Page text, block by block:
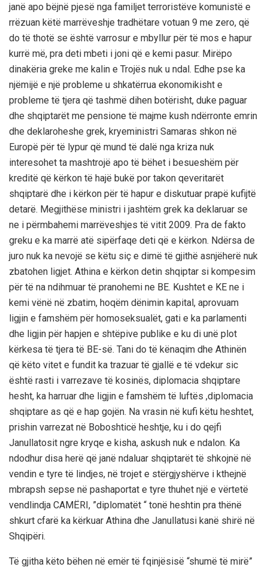
janë apo bëjnë pjesë nga familjet terroristëve komunistë e
rrëzuan këtë marrëveshje tradhëtare votuan 9 me zero, që
do të thotë se është varrosur e mbyllur për të mos e hapur
kurrë më, pra deti mbeti i joni që e kemi pasur. Mirëpo
dinakëria greke me kalin e Trojës nuk u ndal. Edhe pse ka
njëmijë e një probleme u shkatërrua ekonomikisht e
probleme të tjera që tashmë dihen botërisht, duke paguar
dhe shqiptarët me pensione të majme kush ndërronte emrin
dhe deklaroheshe grek, kryeministri Samaras shkon në
Europë për të lypur që mund të dalë nga kriza nuk
interesohet ta mashtrojë apo të bëhet i besueshëm për
kreditë që kërkon të hajë bukë por takon qeveritarët
shqiptarë dhe i kërkon për të hapur e diskutuar prapë kufijtë
detarë. Megjithëse ministri i jashtëm grek ka deklaruar se
ne i përmbahemi marrëveshjes të vitit 2009. Pra de fakto
greku e ka marrë atë sipërfaqe deti që e kërkon. Ndërsa de
juro nuk ka nevojë se këtu siç e dimë të gjithë asnjëherë nuk
zbatohen ligjet. Athina e kërkon detin shqiptar si kompesim
për të na ndihmuar të pranohemi ne BE. Kushtet e KE ne i
kemi vënë në zbatim, hoqëm dënimin kapital, aprovuam
ligjin e famshëm për homoseksualët, gati e ka parlamenti
dhe ligjin për hapjen e shtëpive publike e ku di unë plot
kërkesa të tjera të BE-së. Tani do të kënaqim dhe Athinën
që këto vitet e fundit ka trazuar të gjallë e të vdekur sic
është rasti i varrezave të kosinës, diplomacia shqiptare
hesht, ka harruar dhe ligjin e famshëm të luftës ,diplomacia
shqiptare as që e hap gojën. Na vrasin në kufi këtu heshtet,
prishin varrezat në Boboshticë heshtje, ku i do qejfi
Janullatosit ngre kryqe e kisha, askush nuk e ndalon. Ka
ndodhur disa herë që janë ndaluar shqiptarët të shkojnë në
vendin e tyre të lindjes, në trojet e stërgjyshërve i kthejnë
mbrapsh sepse në pashaportat e tyre thuhet një e vërtetë
vendlindja CAMËRI, ”diplomatët “ tonë heshtin pra thënë
shkurt cfarë ka kërkuar Athina dhe Janullatusi kanë shirë në
Shqipëri.
Të gjitha këto bëhen në emër të fqinjësisë “shumë të mirë”